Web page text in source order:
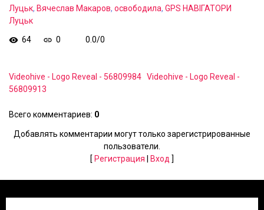
Луцьк, Вячеслав Макаров, освободила, GPS НАВІГАТОРИ
Луцьк
64
0 0.0/0
Videohive - Logo Reveal - 56809984 Videohive - Logo Reveal -
56809913
Всего комментариев: 0
Добавлять комментарии могут только зарегистрированные
пользователи.
[ Регистрация Вход ]